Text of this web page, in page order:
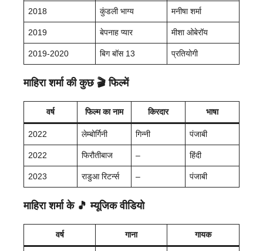
2018 कुंडली भाग्य मनीषा शर्मा
2019 बेपनाह प्यार मीशा ओबेरॉय
2019-2020 बिग बॉस 13 प्रतियोगी
माहिरा शर्मा की कुछ 🎬 फिल्में
वर्ष फिल्म का नाम किरदार भाषा
2022 लेम्बोर्गिनी गिन्नी पंजाबी
2022 फिरौतीबाज – हिंदी
2023 राडुआ रिटर्न्स – पंजाबी
माहिरा शर्मा के 🎵 म्यूजिक वीडियो
वर्ष गाना गायक